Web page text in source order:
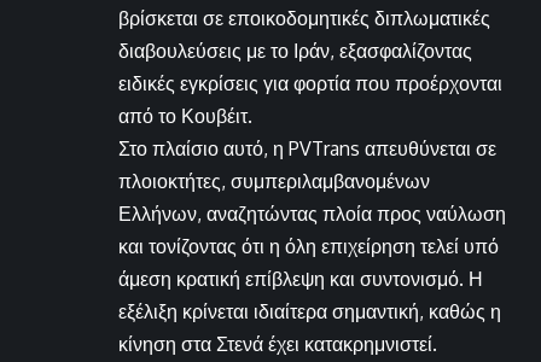
βρίσκεται σε εποικοδομητικές διπλωματικές
διαβουλεύσεις με το Ιράν, εξασφαλίζοντας
ειδικές εγκρίσεις για φορτία που προέρχονται
από το Κουβέιτ.
Στο πλαίσιο αυτό, η PVTrans απευθύνεται σε
πλοιοκτήτες, συμπεριλαμβανομένων
Ελλήνων, αναζητώντας πλοία προς ναύλωση
και τονίζοντας ότι η όλη επιχείρηση τελεί υπό
άμεση κρατική επίβλεψη και συντονισμό. Η
εξέλιξη κρίνεται ιδιαίτερα σημαντική, καθώς η
κίνηση στα Στενά έχει κατακρημνιστεί.